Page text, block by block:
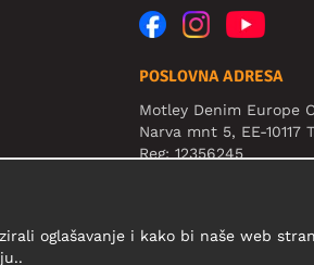
POSLOVNA ADRESA
Motley Denim Europe
Narva mnt 5, EE-10117
Reg: 12356245
oglašavanje i kako bi naše web